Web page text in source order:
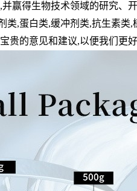
,并赢得生物技术领域的研究、
类,蛋白类,缓冲剂类,抗生素类,
贵的意见和建议,以便我们更